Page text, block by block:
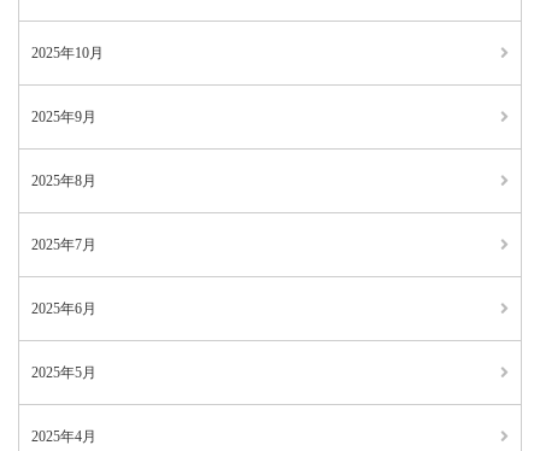
2025年10月
2025年9月
2025年8月
2025年7月
2025年6月
2025年5月
2025年4月